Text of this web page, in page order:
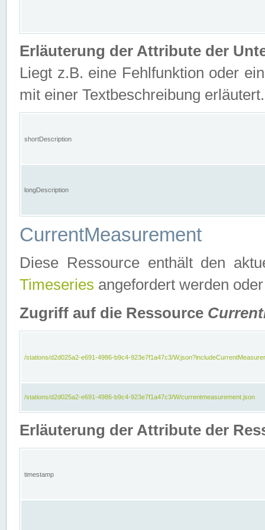
Erläuterung der Attribute der
Liegt z.B. eine Fehlfunktion oder
mit einer Textbeschreibung erläutert.
shortDescription
longDescription
CurrentMeasurement
Diese Ressource enthält den
Timeseries angefordert werden
Zugriff auf die Ressource
/stations/d2d025a2-e691-4986-b9c4-923e7f1a47c3/
/stations/d2d025a2-e691-4986-b9c4-923e7f1a47c3/W/currentmeasurement.json
Erläuterung der Attribute der
timestamp